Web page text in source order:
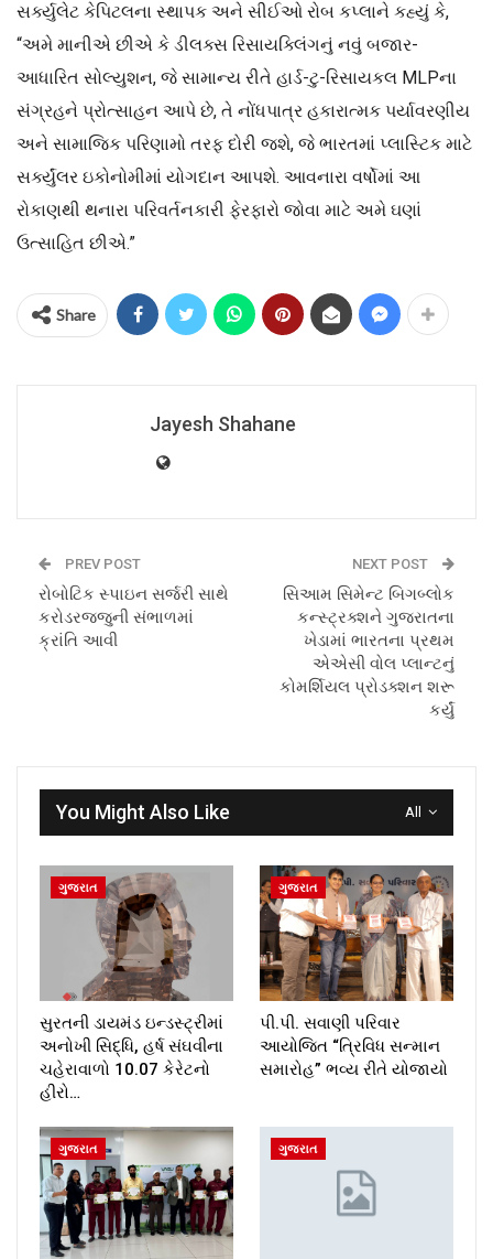
સર્ક્યુલેટ કેપિટલના સ્થાપક અને સીઈઓ રોબ કપ્લાને કહ્યું કે,
“અમે માનીએ છીએ કે ડીલક્સ રિસાયક્લિંગનું નવું બજાર-
આધારિત સોલ્યુશન, જે સામાન્ય રીતે હાર્ડ-ટુ-રિસાયકલ MLPના
સંગ્રહને પ્રોત્સાહન આપે છે, તે નોંધપાત્ર હકારાત્મક પર્યાવરણીય
અને સામાજિક પરિણામો તરફ દોરી જશે, જે ભારતમાં પ્લાસ્ટિક માટે
સર્ક્યુંલર ઇકોનોમીમાં યોગદાન આપશે. આવનારા વર્ષોમાં આ
રોકાણથી થનારા પરિવર્તનકારી ફેરફારો જોવા માટે અમે ઘણાં
ઉત્સાહિત છીએ.”
Share
Jayesh Shahane
PREV POST
રોબોટિક સ્પાઇન સર્જરી સાથે
કરોડરજ્જુની સંભાળમાં
ક્રાંતિ આવી
NEXT POST
સિઆમ સિમેન્ટ બિગબ્લોક
કન્સ્ટ્રક્શને ગુજરાતના
ખેડામાં ભારતના પ્રથમ
એએસી વોલ પ્લાન્ટનું
કોમર્શિયલ પ્રોડક્શન શરૂ
કર્યું
All
You Might Also Like
ગુજરાત
સુરતની ડાયમંડ ઇન્ડસ્ટ્રીમાં
અનોખી સિદ્ધિ, હર્ષ સંઘવીના
ચહેરાવાળો 10.07 કેરેટનો
હીરો…
ગુજરાત
પી.પી. સવાણી પરિવાર
આયોજિત “ત્રિવિધ સન્માન
સમારોહ” ભવ્ય રીતે યોજાયો
ગુજરાત ગુજરાત